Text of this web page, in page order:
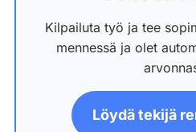
Kilpailuta työ ja tee
mennessä ja olet
Löydä tekijä